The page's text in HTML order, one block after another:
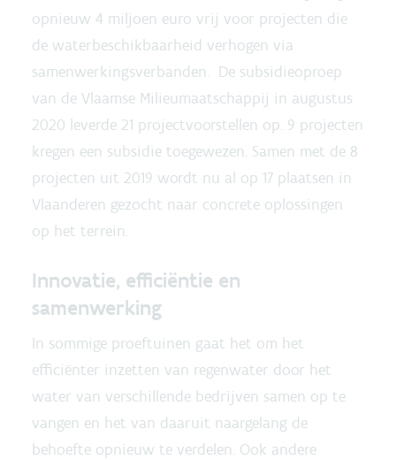
opnieuw 4 miljoen euro vrij voor projecten die
de waterbeschikbaarheid verhogen via
samenwerkingsverbanden. De subsidieoproep
van de Vlaamse Milieumaatschappij in augustus
2020 leverde 21 projectvoorstellen op. 9 projecten
kregen een subsidie toegewezen. Samen met de 8
projecten uit 2019 wordt nu al op 17 plaatsen in
Vlaanderen gezocht naar concrete oplossingen
op het terrein.
Innovatie, efficiëntie en
samenwerking
In sommige proeftuinen gaat het om het
efficiënter inzetten van regenwater door het
water van verschillende bedrijven samen op te
vangen en het van daaruit naargelang de
behoefte opnieuw te verdelen. Ook andere